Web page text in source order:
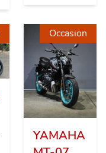
Occasion
YAMAHA